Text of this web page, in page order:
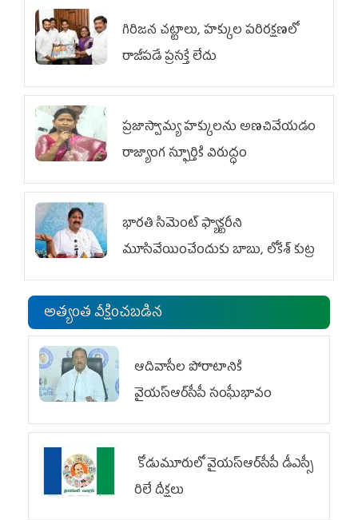
గిరిజన చట్టాలు, హక్కుల పరిరక్షణలో
రాజీపడే ప్రసక్తే లేదు
ప్రజాస్వామ్య హక్కులను అణచివేయడం
రాజ్యాంగ స్ఫూర్తికి విరుద్ధం
భారతి సిమెంట్ ఫ్యాక్టరీని
మూసివేయించేందుకు బాబు, లోకేశ్ కుట్ర
అత్యంత వీక్షించబడిన
ఆదివాసీల పోరాటానికి
వైయ‌స్ఆర్‌సీపీ సంఘీభావం
కోడుమూరులో వైయ‌స్ఆర్‌సీపీ డీఎస్సీ
రిలే దీక్షలు